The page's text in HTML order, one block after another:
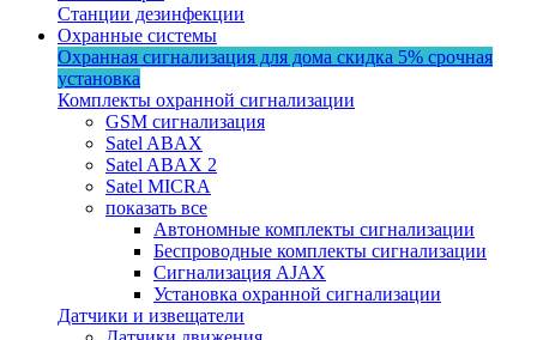
Станции дезинфекции
Охранные системы
Охранная сигнализация для дома скидка 5% срочная
установка
Комплекты охранной сигнализации
GSM сигнализация
Satel ABAX
Satel ABAX 2
Satel MICRA
показать все
Автономные комплекты сигнализации
Беспроводные комплекты сигнализации
Сигнализация AJAX
Установка охранной сигнализации
Датчики и извещатели